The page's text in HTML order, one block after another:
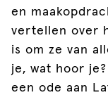
en
vertellen over
is om ze van
je, wat hoor
een ode aan